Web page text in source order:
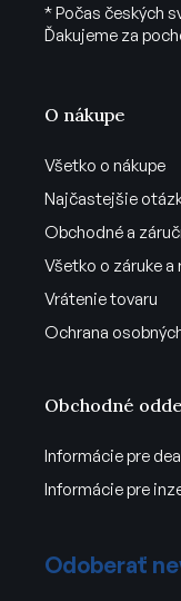
O nákupe
Všetko o nákupe
Najčastejšie
Obchodné a
Všetko o záruke a
Vrátenie tovaru
Ochrana
* Počas českých
Ďakujeme za
Obchodné
Informácie pre
Informácie pre
Odoberať